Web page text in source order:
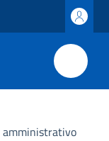
amministrativo